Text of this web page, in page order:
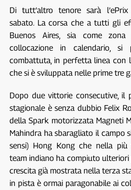
Di tutt’altro tenore sarà
sabato. La corsa che a tutti gli
Buenos Aires, sia come
collocazione in calendario, si
combattuta, in perfetta linea con
che si è sviluppata nelle prime tre
Dopo due vittorie consecutive, il
stagionale è senza dubbio Felix
della Spark motorizzata Magneti
Mahindra ha sbaragliato il campo
sensi) Hong Kong che nella più
team indiano ha compiuto
crescita già mostrata nella terza
in pista è ormai paragonabile ai